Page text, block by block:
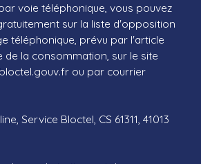
voie téléphonique, vous pouvez
sur la liste d'opposition
téléphonique, prévu par l'article
de la consommation, sur le site
ou par courrier
Service Bloctel, CS 61311, 41013